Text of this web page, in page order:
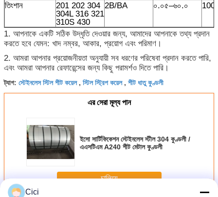
তিংশান
201 202 304
304L 316 321
310S 430
2B/BA ০.০৫–৬০.০
1. আপনাকে একটি সঠিক উদ্ধৃতি দেওয়ার জন্য, আমাদের আপনাকে তথ্য প্রদান
করতে হবে যেমন: খাদ নম্বর, আকার, প্রয়োগ এবং পরিমাণ।
2. আমরা আপনার প্রয়োজনীয়তা অনুযায়ী সব ধরণের পরিষেবা প্রদান করতে পারি,
এবং আমরা আপনার রেফারেন্সের জন্য কিছু পরামর্শও দিতে পারি।
ট্যাগ: স্টেইনলেস স্টিল শীট কয়েল, স্টিল স্ট্রিপ কয়েল, শীট ধাতু কুণ্ডলী
এর সেরা মূল্য পান
ইসো সার্টিফিকেশন স্টেইনলেস স্টীল 304 কুণ্ডলী /
এএসটিএম A240 শীট মেটাল কুণ্ডলী
চালিয়ে
Cici